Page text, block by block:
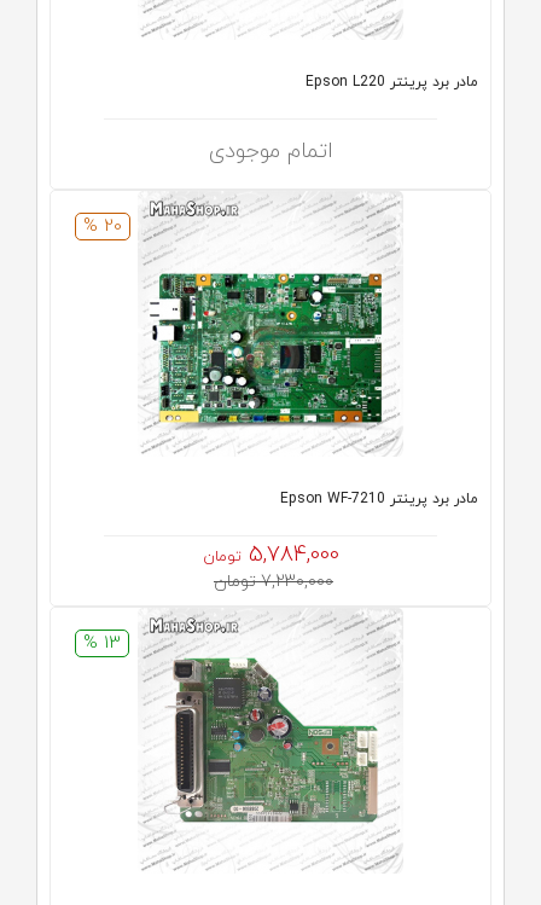
مادر برد پرینتر Epson L220
اتمام موجودی
20 %
مادر برد پرینتر Epson WF-7210
5,784,000 تومان
7,230,000 تومان
13 %